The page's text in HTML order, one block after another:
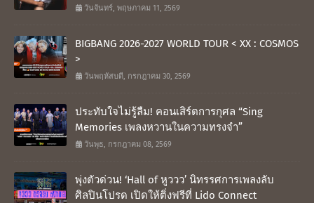
วันจันทร์, พฤษภาคม 11, 2569
BIGBANG 2026-2027 WORLD TOUR < XX : COSMOS
>
วันพฤหัสบดี, กรกฎาคม 30, 2569
ประทับใจไม่รู้ลืม! คอนเสิร์ตการกุศล “Sing
Memories เพลงหวานในความทรงจำ”
วันพุธ, กรกฎาคม 08, 2569
พุ่งตัวด่วน! ‘Hall of หูววว’ นิทรรศการเพลงลับ
ศิลปินโปรด เปิดให้ติ่งฟรีที่ Lido Connect